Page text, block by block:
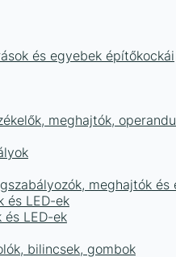
és egyebek építőkockái
meghajtók,
meghajtók és
és LED-ek
LED-ek
bilincsek, gombok